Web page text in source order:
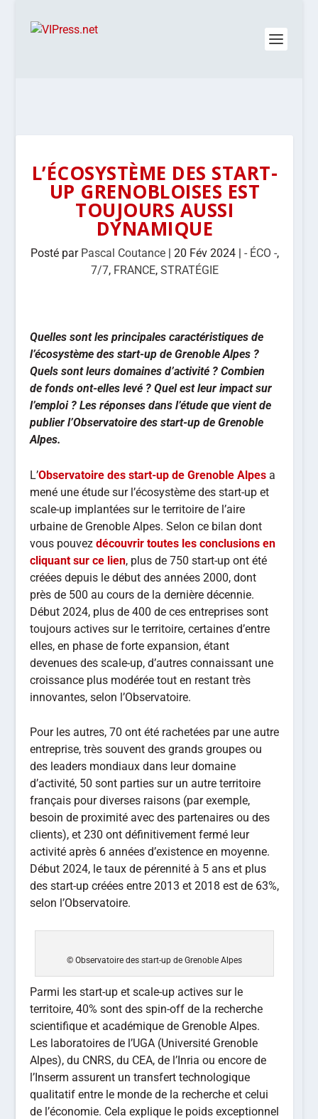
L’ÉCOSYSTÈME DES START-
UP GRENOBLOISES EST
TOUJOURS AUSSI
DYNAMIQUE
Posté par Pascal Coutance| 20 Fév 2024| - ÉCO -,
7/7, FRANCE, STRATÉGIE
Quelles sont les principales caractéristiques de
l’écosystème des start-up de Grenoble Alpes ?
Quels sont leurs domaines d’activité ? Combien
de fonds ont-elles levé ? Quel est leur impact sur
l’emploi ? Les réponses dans l’étude que vient de
publier l’Observatoire des start-up de Grenoble
Alpes.
L’Observatoire des start-up de Grenoble Alpes a
mené une étude sur l’écosystème des start-up et
scale-up implantées sur le territoire de l’aire
urbaine de Grenoble Alpes. Selon ce bilan dont
vous pouvezdécouvrir toutes les conclusions en
cliquant sur ce lien, plus de 750 start-up ont été
créées depuis le début des années 2000, dont
près de 500 au cours de la dernière décennie.
Début 2024, plus de 400 de ces entreprises sont
toujours actives sur le territoire, certaines d’entre
elles, en phase de forte expansion, étant
devenues des scale-up, d’autres connaissant une
croissance plus modérée tout en restant très
innovantes, selon l’Observatoire.
Pour les autres, 70 ont été rachetées par une autre
entreprise, très souvent des grands groupes ou
des leaders mondiaux dans leur domaine
d’activité, 50 sont parties sur un autre territoire
français pour diverses raisons (par exemple,
besoin de proximité avec des partenaires ou des
clients), et 230 ont définitivement fermé leur
activité après 6 années d’existence en moyenne.
Début 2024, le taux de pérennité à 5 ans et plus
des start-up créées entre 2013 et 2018 est de 63%,
selon l’Observatoire.
© Observatoire des start-up de Grenoble Alpes
Parmi les start-up et scale-up actives sur le
territoire, 40% sont des spin-off de la recherche
scientifique et académique de Grenoble Alpes.
Les laboratoires de l’UGA (Université Grenoble
Alpes), du CNRS, du CEA, de l’Inria ou encore de
l’Inserm assurent un transfert technologique
qualitatif entre le monde de la recherche et celui
de l’économie. Cela explique le poids exceptionnel